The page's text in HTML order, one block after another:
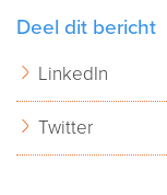
Deel dit bericht
LinkedIn
Twitter